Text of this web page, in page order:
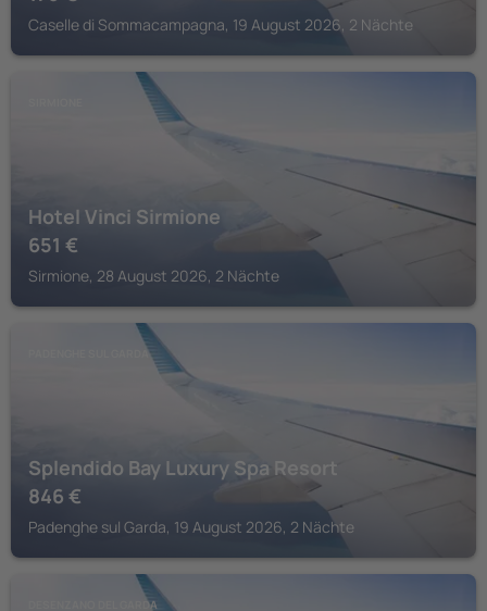
Caselle di Sommacampagna, 19 August 2026, 2 Nächte
Hotel Vinci Sirmione
651 €
Sirmione, 28 August 2026, 2 Nächte
PADENGHE SUL GARDA
Splendido Bay Luxury Spa Resort
846 €
Padenghe sul Garda, 19 August 2026, 2 Nächte
DESENZANO DEL GARDA